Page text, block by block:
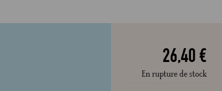
26,40 €
En rupture de stock